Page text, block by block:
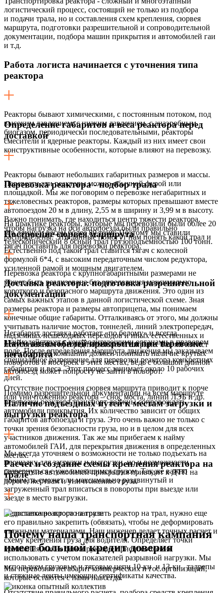
логистический процесс, состоящий не только из подбора
и подачи трала, но и составления схем крепления, сюрвея
маршрута, подготовки разрешительной и сопроводительной
документации, подбора машин прикрытия и автомобилей гаи
и т.д.
Работа логиста начинается с уточнения типа
реактора
Реакторы бывают химическими, с постоянным потоком, под
высоким давлением, с низким давлением, с анаэробным
биогазом, периодически последовательными, реакторы
смесители и ядерные реакторы. Каждый из них имеет свои
конструктивные особенности, которые влияют на перевозку.
Определение габаритов и веса реактора перед
доставкой
Реакторы бывают небольших габаритных размеров и массы.
Перевезти эти реакторы можно обычной фурой или
площадкой. Мы же поговорим о перевозке негабаритных и
тяжеловесных реакторов, размеры которых превышают вместе
автопоездом 20 м в длину, 2,55 м в ширину и 3,99 м в высоту.
Важно понимать, где находиться центр тяжести реактора,
чтобы нагрузка на оси автопоезда были правильно
распределены. Эти данные помогут нам понять какой трал и
тягач поставить для перевозки реактора.
Перевозка реактора - подбор трала
На практике реакторы, которые мы перевозили были более 20
м в длину и весом более 80 тонн. Поэтому мы ставили
телескопический 8 осный трал грузоподъемностью 100 тонн.
Естественно под такой трал ставится тягач с колесной
формулой 6*4, с высоким передаточным числом редуктора,
усиленной рамой и мощным двигателем.
Построение сюрвея маршрута
Перевозка реактора с крупногабаритными размерами не
может быть реализована без определения максимально
короткого и безопасного маршрута движения. Это один из
самых важных этапов в данной логистической схеме. Зная
размеры реактора и размеры автоприцепа, мы понимаем
конечные общие габариты. Отталкиваясь от этого, мы должны
учитывать наличие мостов, тоннелей, линий электропередач,
надземных пешеходных переходов и иных естественных и
искусственных преград по высоте и ширине. Так же логист
транспортной компании должен понимать наличие крутых
поворотов и построек в этих местах, ведь с большой длиной
автопоезд может попросту не зайти в поворот.
Отсутствие построения сюрвея маршрута приводит к порче
или уничтожению реактора – снос моста, линий ЛЭБ и др.
Доставка реактора: подготовка разрешительной
документации
Негабарит доставка работает «по белому» и всегда
взаимодействует с контролирующими органами в правовом
поле. После определения маршрута движения мы заказываем
специальное разрешение для перевозки реактора конкретных
габаритов и веса. Этот процесс занимает около 10 рабочих
дней.
Найм автомобилей прикрытия при перевозке
негабарита
Помимо разрешительной документации на всем маршруте
перевозки реактора транспорт должны сопровождать
автомобили прикрытия. Их количество зависит от общих
габаритов автопоезда и груза. Это очень важно не только с
точки зрения безопасности груза, но и в целом для всех
участников движения. Так же мы прибегаем к найму
автомобилей ГАИ, для перекрытия движения в определенных
местах.
Отсутствие автомобилей прикрытия приводит к ДТП на
дороге, жертвам и уничтожению груза.
Наличие подъездных путей к местам загрузки и
выгрузки реактора
Мы всегда уточняем о возможности не только подъехать на
площадку для загрузки и выгрузки, но и возможности
развернуться с уже имеющимся грузом. Так же важно
понимать сможет ли максимально раздвинутый и
загруженный трал вписаться в повороты при выезде или
заезде в место выгрузки.
Расчет и создание схемы крепления реактора на
трале
Недостаточно просто загрузить реактор на трал, нужно еще
его правильно закрепить (обвязать), чтобы не деформировать
стяжными материалами. Наш инженер делает точных расчет и
схему крепления груза для водителя. Определяет точки
крепления, какие фиксирующие приспособления
использовать с учетом показателей разрывной нагрузки. Мы
используем грузовые и тяговые цепи 10-ки и 13-ки , талрепы
и стяжные ленты имеющие сертификаты качества.
Почему наша транспортная кампания
имеет большой кредит доверия
Мы перевозим негабарит коммерческих и гос.организаций,
которые остаются с нами навсегда.